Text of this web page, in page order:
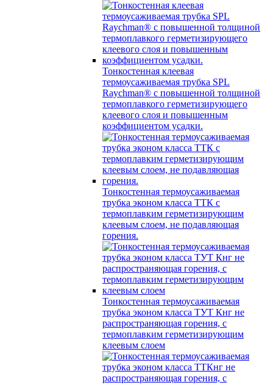
Тонкостенная клеевая
термоусаживаемая трубка SPL
Raychman® с повышенной толщиной
термоплавкого герметизирующего
клеевого слоя и повышенным
коэффициентом усадки.
Тонкостенная термоусаживаемая
трубка эконом класса ТТК с
термоплавким герметизирующим
клеевым слоем, не подавляющая
горения.
Тонкостенная термоусаживаемая
трубка эконом класса ТУТ Кнг не
распространяющая горения, с
термоплавким герметизирующим
клеевым слоем